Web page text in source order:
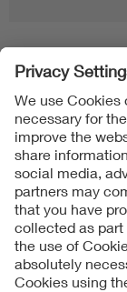
Folgen Sie uns
Contact